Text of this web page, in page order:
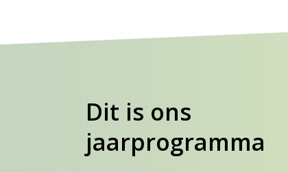
Dit is ons
jaarprogramma